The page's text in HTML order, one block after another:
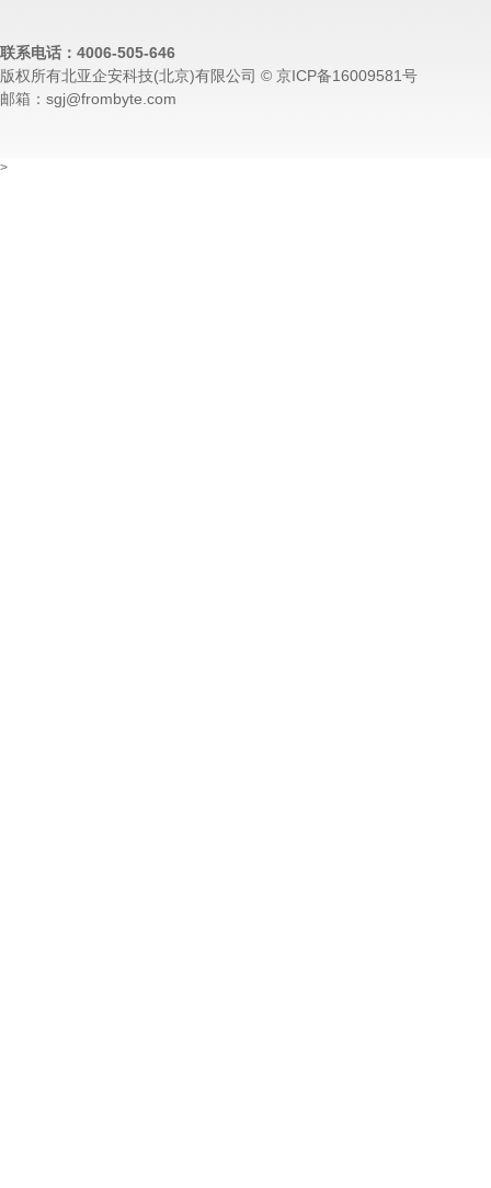
联系电话：4006-505-646
版权所有北亚企安科技(北京)有限公司 © 京ICP备16009581号
邮箱：sgj@frombyte.com
>